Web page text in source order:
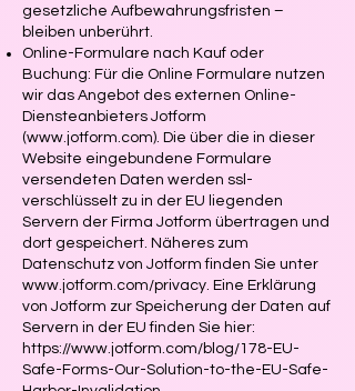
gesetzliche Aufbewahrungsfristen –
bleiben unberührt.
Online-Formulare nach Kauf oder
Buchung: Für die Online Formulare nutzen
wir das Angebot des externen Online-
Diensteanbieters Jotform
(www.jotform.com). Die über die in dieser
Website eingebundene Formulare
versendeten Daten werden ssl-
verschlüsselt zu in der EU liegenden
Servern der Firma Jotform übertragen und
dort gespeichert. Näheres zum
Datenschutz von Jotform finden Sie unter
www.jotform.com/privacy. Eine Erklärung
von Jotform zur Speicherung der Daten auf
Servern in der EU finden Sie hier:
https://www.jotform.com/blog/178-EU-
Safe-Forms-Our-Solution-to-the-EU-Safe-